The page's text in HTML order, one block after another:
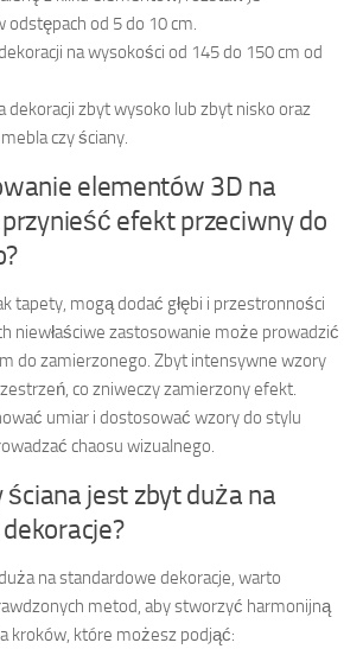
odstępach od 5 do 10 cm.
na wysokości od 145 do 150 cm od
dekoracji zbyt wysoko lub zbyt nisko oraz
czy ściany.
elementów 3D na
efekt przeciwny do
tapety, mogą dodać głębi i przestronności
niewłaściwe zastosowanie może prowadzić
do zamierzonego. Zbyt intensywne wzory
co zniweczy zamierzony efekt.
umiar i dostosować wzory do stylu
chaosu wizualnego.
ściana jest zbyt duża na
na standardowe dekoracje, warto
metod, aby stworzyć harmonijną
kroków, które możesz podjąć: